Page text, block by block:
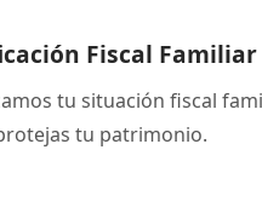
Fiscal Familiar
tu situación fiscal
tu patrimonio.